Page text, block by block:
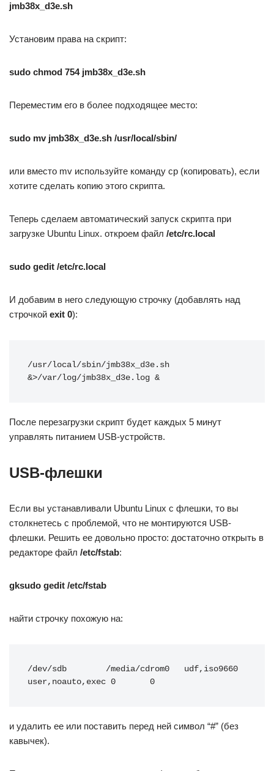
jmb38x_d3e.sh
Установим права на скрипт:
sudo chmod 754 jmb38x_d3e.sh
Переместим его в более подходящее место:
sudo mv jmb38x_d3e.sh /usr/local/sbin/
или вместо mv используйте команду cp (копировать), если
хотите сделать копию этого скрипта.
Теперь сделаем автоматический запуск скрипта при
загрузке Ubuntu Linux. откроем файл /etc/rc.local
sudo gedit /etc/rc.local
И добавим в него следующую строчку (добавлять над
строчкой exit 0):
/usr/local/sbin/jmb38x_d3e.sh
&>/var/log/jmb38x_d3e.log &
После перезагрузки скрипт будет каждых 5 минут
управлять питанием USB-устройств.
USB-флешки
Если вы устанавливали Ubuntu Linux с флешки, то вы
столкнетесь с проблемой, что не монтируются USB-
флешки. Решить ее довольно просто: достаточно открыть в
редакторе файл /etc/fstab:
gksudo gedit /etc/fstab
найти строчку похожую на:
/dev/sdb        /media/cdrom0   udf,iso9660
user,noauto,exec 0       0
и удалить ее или поставить перед ней символ “#” (без
кавычек).